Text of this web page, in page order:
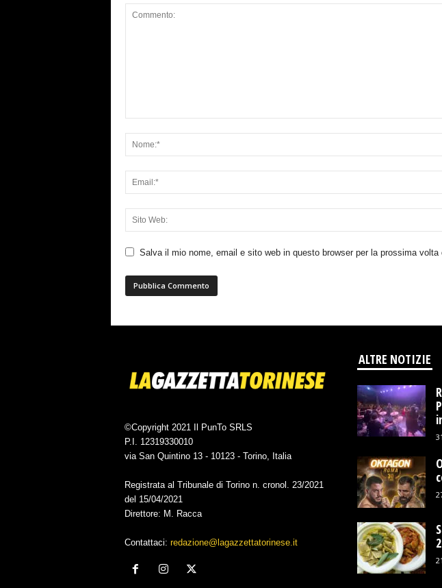
Salva il mio nome, email e sito web in questo browser per la prossima volta
©Copyright 2021 Il PunTo SRLS
P.I. 12319330010
via San Quintino 13 - 10123 - Torino, Italia
Registrata al Tribunale di Torino n. cronol. 23/2021
del 15/04/2021
Direttore: M. Racca
Contattaci: redazione@lagazzettatorinese.it
ALTRE NOTIZIE